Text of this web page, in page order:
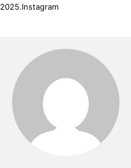
2025.Instagram